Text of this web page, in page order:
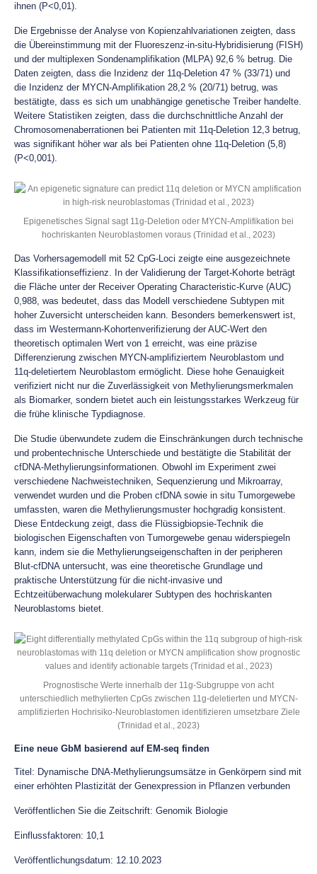
ihnen (P<0,01).
Die Ergebnisse der Analyse von Kopienzahlvariationen zeigten, dass
die Übereinstimmung mit der Fluoreszenz-in-situ-Hybridisierung (FISH)
und der multiplexen Sondenamplifikation (MLPA) 92,6 % betrug. Die
Daten zeigten, dass die Inzidenz der 11q-Deletion 47 % (33/71) und
die Inzidenz der MYCN-Amplifikation 28,2 % (20/71) betrug, was
bestätigte, dass es sich um unabhängige genetische Treiber handelte.
Weitere Statistiken zeigten, dass die durchschnittliche Anzahl der
Chromosomenaberrationen bei Patienten mit 11q-Deletion 12,3 betrug,
was signifikant höher war als bei Patienten ohne 11q-Deletion (5,8)
(P<0,001).
Epigenetisches Signal sagt 11g-Deletion oder MYCN-Amplifikation bei
hochriskanten Neuroblastomen voraus (Trinidad et al., 2023)
Das Vorhersagemodell mit 52 CpG-Loci zeigte eine ausgezeichnete
Klassifikationseffizienz. In der Validierung der Target-Kohorte beträgt
die Fläche unter der Receiver Operating Characteristic-Kurve (AUC)
0,988, was bedeutet, dass das Modell verschiedene Subtypen mit
hoher Zuversicht unterscheiden kann. Besonders bemerkenswert ist,
dass im Westermann-Kohortenverifizierung der AUC-Wert den
theoretisch optimalen Wert von 1 erreicht, was eine präzise
Differenzierung zwischen MYCN-amplifiziertem Neuroblastom und
11q-deletiertem Neuroblastom ermöglicht. Diese hohe Genauigkeit
verifiziert nicht nur die Zuverlässigkeit von Methylierungsmerkmalen
als Biomarker, sondern bietet auch ein leistungsstarkes Werkzeug für
die frühe klinische Typdiagnose.
Die Studie überwundete zudem die Einschränkungen durch technische
und probentechnische Unterschiede und bestätigte die Stabilität der
cfDNA-Methylierungsinformationen. Obwohl im Experiment zwei
verschiedene Nachweistechniken, Sequenzierung und Mikroarray,
verwendet wurden und die Proben cfDNA sowie in situ Tumorgewebe
umfassten, waren die Methylierungsmuster hochgradig konsistent.
Diese Entdeckung zeigt, dass die Flüssigbiopsie-Technik die
biologischen Eigenschaften von Tumorgewebe genau widerspiegeln
kann, indem sie die Methylierungseigenschaften in der peripheren
Blut-cfDNA untersucht, was eine theoretische Grundlage und
praktische Unterstützung für die nicht-invasive und
Echtzeitüberwachung molekularer Subtypen des hochriskanten
Neuroblastoms bietet.
Prognostische Werte innerhalb der 11g-Subgruppe von acht
unterschiedlich methylierten CpGs zwischen 11g-deletierten und MYCN-
amplifizierten Hochrisiko-Neuroblastomen identifizieren umsetzbare Ziele
(Trinidad et al., 2023)
Eine neue GbM basierend auf EM-seq finden
Titel: Dynamische DNA-Methylierungsumsätze in Genkörpern sind mit
einer erhöhten Plastizität der Genexpression in Pflanzen verbunden
Veröffentlichen Sie die Zeitschrift: Genomik Biologie
Einflussfaktoren: 10,1
Veröffentlichungsdatum: 12.10.2023